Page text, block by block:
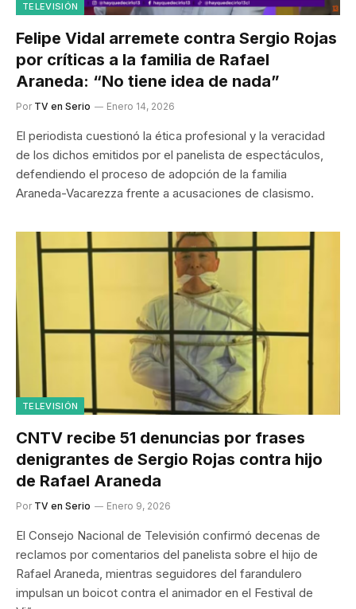
TELEVISIÓN
Felipe Vidal arremete contra Sergio Rojas
por críticas a la familia de Rafael
Araneda: “No tiene idea de nada”
Por TV en Serio Enero 14, 2026
El periodista cuestionó la ética profesional y la veracidad
de los dichos emitidos por el panelista de espectáculos,
defendiendo el proceso de adopción de la familia
Araneda-Vacarezza frente a acusaciones de clasismo.
TELEVISIÓN
CNTV recibe 51 denuncias por frases
denigrantes de Sergio Rojas contra hijo
de Rafael Araneda
Por TV en Serio Enero 9, 2026
El Consejo Nacional de Televisión confirmó decenas de
reclamos por comentarios del panelista sobre el hijo de
Rafael Araneda, mientras seguidores del farandulero
impulsan un boicot contra el animador en el Festival de